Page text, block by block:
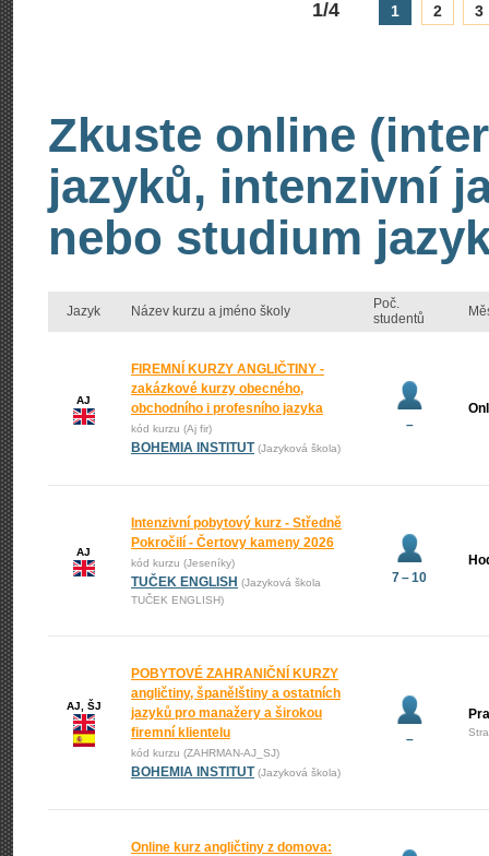
1/4 1 2 3
Zkuste online
jazyků, intenzivní
nebo studium
Jazyk Název kurzu a jméno školy
Poč.
studentů
AJ
FIREMNÍ KURZY ANGLIČTINY -
zakázkové kurzy obecného,
obchodního i profesního jazyka
kód kurzu (Aj fir)
BOHEMIA INSTITUT (Jazyková škola)
–
AJ
Intenzivní pobytový kurz - Středně
Pokročilí - Čertovy kameny 2026
kód kurzu (Jeseníky)
TUČEK ENGLISH (Jazyková škola
TUČEK ENGLISH)
7 – 10
AJ, ŠJ
POBYTOVÉ ZAHRANIČNÍ KURZY
angličtiny, španělštiny a ostatních
jazyků pro manažery a širokou
firemní klientelu
kód kurzu (ZAHRMAN-AJ_SJ)
BOHEMIA INSTITUT (Jazyková škola)
–
Online kurz angličtiny z domova: